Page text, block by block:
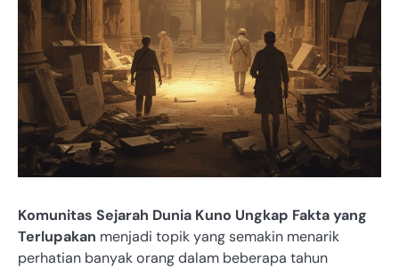
Komunitas Sejarah Dunia Kuno Ungkap Fakta yang
Terlupakan menjadi topik yang semakin menarik
perhatian banyak orang dalam beberapa tahun